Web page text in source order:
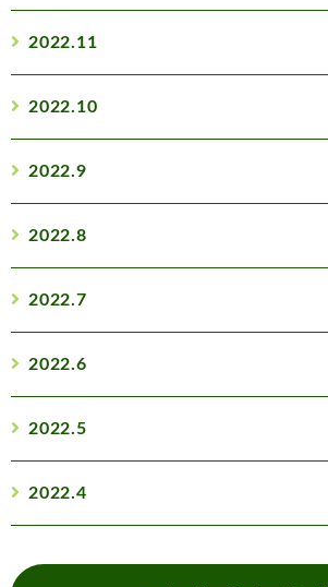
2022.11
2022.10
2022.9
2022.8
2022.7
2022.6
2022.5
2022.4